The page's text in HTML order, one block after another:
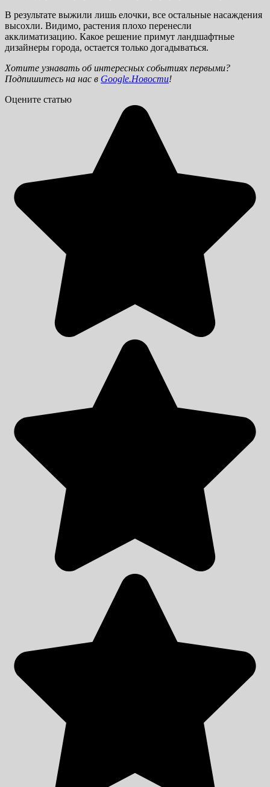
В результате выжили лишь елочки, все остальные насаждения
высохли. Видимо, растения плохо перенесли
акклиматизацию. Какое решение примут ландшафтные
дизайнеры города, остается только догадываться.
Хотите узнавать об интересных событиях первыми?
Подпишитесь на нас в Google.Новости!
Оцените статью